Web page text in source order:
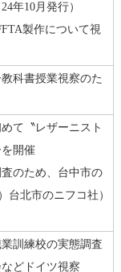
年10月発行）
製作について視
科書授業視察のた
て〝レザーニスト
開催
のため、台中市の
台北市のニフコ社）
訓練校の実態調査
どドイツ視察